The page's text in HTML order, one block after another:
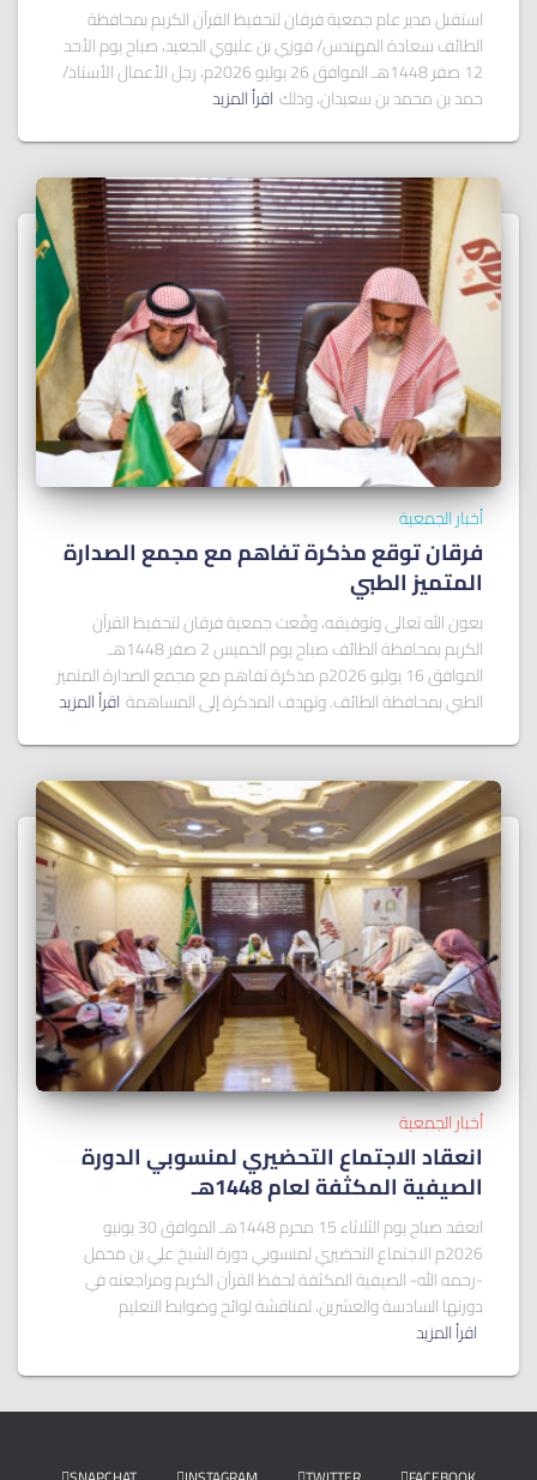
استقبل مدير عام جمعية فرقان لتحفيظ القرآن الكريم بمحافظة
الطائف سعادة المهندس/ فوزي بن عليوي الجعيد، صباح يوم الأحد
12 صفر 1448هـ الموافق 26 يوليو 2026م، رجل الأعمال الأستاذ/
حمد بن محمد بن سعيدان، وذلك اقرأ المزيد
أخبار الجمعية
فرقان توقع مذكرة تفاهم مع مجمع الصدارة
المتميز الطبي
بعون الله تعالى وتوفيقه، وقّعت جمعية فرقان لتحفيظ القرآن
الكريم بمحافظة الطائف صباح يوم الخميس 2 صفر 1448هـ
الموافق 16 يوليو 2026م مذكرة تفاهم مع مجمع الصدارة المتميز
الطبي بمحافظة الطائف. وتهدف المذكرة إلى المساهمة اقرأ المزيد
أخبار الجمعية
انعقاد الاجتماع التحضيري لمنسوبي الدورة
الصيفية المكثفة لعام 1448هـ
انعقد صباح يوم الثلاثاء 15 محرم 1448هـ الموافق 30 يونيو
2026م الاجتماع التحضيري لمنسوبي دورة الشيخ علي بن محمل
-رحمه الله- الصيفية المكثفة لحفظ القرآن الكريم ومراجعته في
دورتها السادسة والعشرين، لمناقشة لوائح وضوابط التعليم
اقرأ المزيد